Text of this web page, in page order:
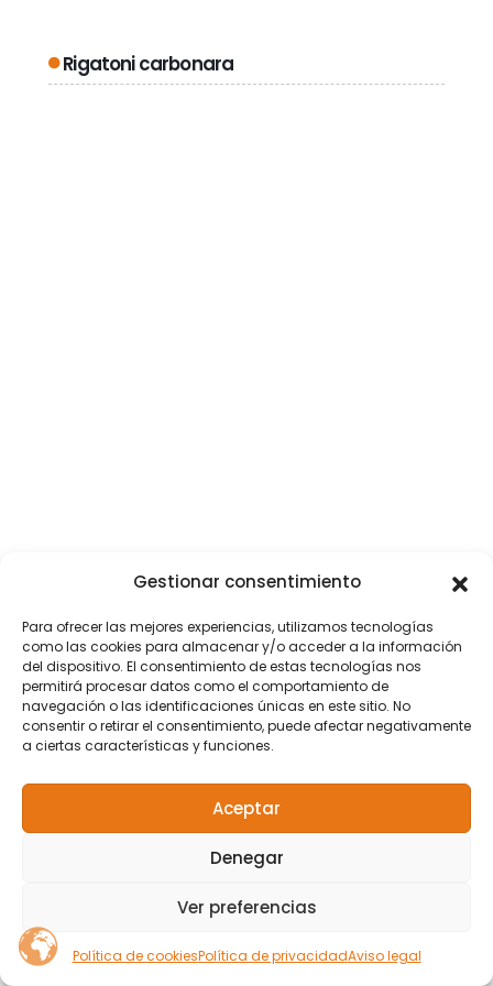
Gestionar consentimiento
Para ofrecer las mejores experiencias, utilizamos tecnologías
como las cookies para almacenar y/o acceder a la información
del dispositivo. El consentimiento de estas tecnologías nos
permitirá procesar datos como el comportamiento de
navegación o las identificaciones únicas en este sitio. No
consentir o retirar el consentimiento, puede afectar negativamente
a ciertas características y funciones.
Aceptar
Denegar
Ver preferencias
Política de cookiesPolítica de privacidadAviso legal
Rigatoni carbonara